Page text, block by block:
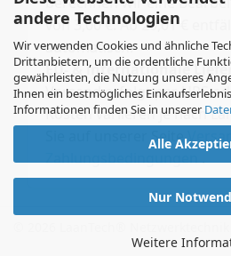
andere Technologien
Wir verwenden Cookies und ähnliche
Drittanbietern, um die ordentliche
gewährleisten, die Nutzung unseres
Ihnen ein bestmögliches
Informationen finden Sie in unserer
Alle
Nur
Weitere
von 3,00 €. Ab 20,01 €
automatisch.
EU- & internationale
Versand erfolgt per UPS
Kosten variieren je nach
Sie auf unserer Seite
Zahlungsbedingungen.